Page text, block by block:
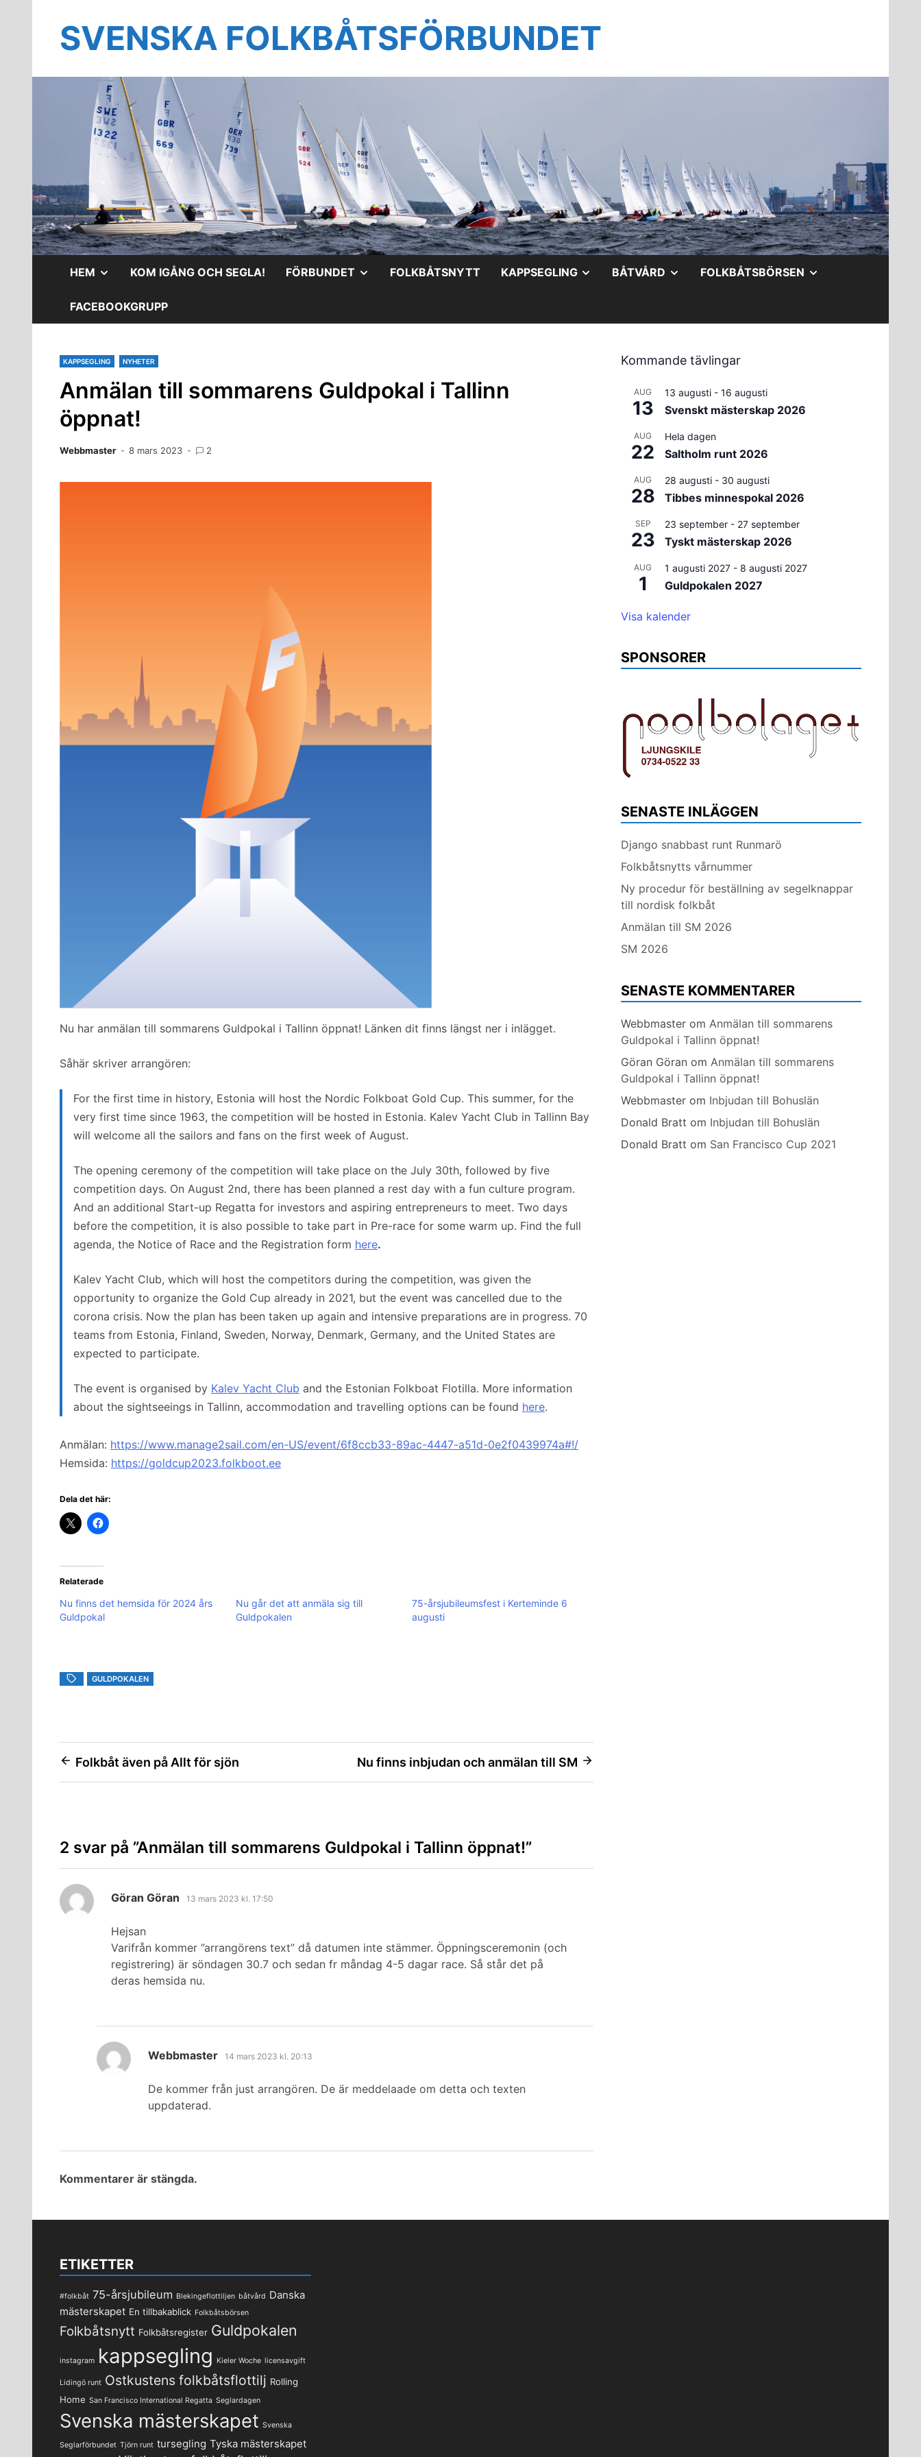
innehållSVENSKA FOLKBÅTSFÖRBUNDET
HEM VISA
UNDERMENY
KOM IGÅNG OCH SEGLA! FÖRBUNDET VISAFOLKBÅTSNYTT KAPPSEGLING VISABÅTVÅRD VISAFOLKBÅTSBÖRSEN
FACEBOOKGRUPP
KAPPSEGLING NYHETER
Anmälan till sommarens Guldpokal i Tallinn
öppnat!
Webbmaster 8 mars 2023 2
Nu har anmälan till sommarens Guldpokal i Tallinn öppnat! Länken dit finns längst ner i inlägget.
Såhär skriver arrangören:
For the first time in history, Estonia will host the Nordic Folkboat Gold Cup. This summer, for the
very first time since 1963, the competition will be hosted in Estonia. Kalev Yacht Club in Tallinn Bay
will welcome all the sailors and fans on the first week of August.
The opening ceremony of the competition will take place on the July 30th, followed by five
competition days. On August 2nd, there has been planned a rest day with a fun culture program.
And an additional Start-up Regatta for investors and aspiring entrepreneurs to meet. Two days
before the competition, it is also possible to take part in Pre-race for some warm up. Find the full
agenda, the Notice of Race and the Registration form here.
Kalev Yacht Club, which will host the competitors during the competition, was given the
opportunity to organize the Gold Cup already in 2021, but the event was cancelled due to the
corona crisis. Now the plan has been taken up again and intensive preparations are in progress. 70
teams from Estonia, Finland, Sweden, Norway, Denmark, Germany, and the United States are
expected to participate.
The event is organised by Kalev Yacht Club and the Estonian Folkboat Flotilla. More information
about the sightseeings in Tallinn, accommodation and travelling options can be found here.
Anmälan: https://www.manage2sail.com/en-US/event/6f8ccb33-89ac-4447-a51d-0e2f0439974a#!/
Hemsida: https://goldcup2023.folkboot.ee
Dela det här:
Relaterade
Nu finns det hemsida för 2024 års
Guldpokal
Nu går det att anmäla sig till
Guldpokalen
75-årsjubileumsfest i Kerteminde 6
augusti
GULDPOKALEN
Inläggsnavigering
Folkbåt även på Allt för sjön Nu finns inbjudan och anmälan till SM
2 svar på ”Anmälan till sommarens Guldpokal i Tallinn öppnat!”
Göran Göran skriver:
13 mars 2023 kl. 17:50
Hejsan
Varifrån kommer ”arrangörens text” då datumen inte stämmer. Öppningsceremonin (och
registrering) är söndagen 30.7 och sedan fr måndag 4-5 dagar race. Så står det på
deras hemsida nu.
Webbmaster skriver:
14 mars 2023 kl. 20:13
De kommer från just arrangören. De är meddelaade om detta och texten
uppdaterad.
Kommentarer är stängda.
Kommande tävlingar
AUG
13
13 augusti - 16 augusti
Svenskt mästerskap 2026
AUG
22
Hela dagen
Saltholm runt 2026
AUG
28
28 augusti - 30 augusti
Tibbes minnespokal 2026
SEP
23
23 september - 27 september
Tyskt mästerskap 2026
AUG
1
1 augusti 2027 - 8 augusti 2027
Guldpokalen 2027
Visa kalender
SPONSORER
SENASTE INLÄGGEN
Django snabbast runt Runmarö
Folkbåtsnytts vårnummer
Ny procedur för beställning av segelknappar
till nordisk folkbåt
Anmälan till SM 2026
SM 2026
SENASTE KOMMENTARER
Webbmaster om Anmälan till sommarens
Guldpokal i Tallinn öppnat!
Göran Göran om Anmälan till sommarens
Guldpokal i Tallinn öppnat!
Webbmaster om Inbjudan till Bohuslän
Donald Bratt om Inbjudan till Bohuslän
Donald Bratt om San Francisco Cup 2021
ETIKETTER
#folkbåt 75-årsjubileum Blekingeflottiljen båtvård Danska
mästerskapet En tillbakablick Folkbåtsbörsen
Folkbåtsnytt Folkbåtsregister Guldpokalen
instagram kappsegling Kieler Woche licensavgift
Lidingö runt Ostkustens folkbåtsflottilj Rolling
Home San Francisco International Regatta Seglardagen
Svenska mästerskapet Svenska
Seglarförbundet Tjörn runt tursegling Tyska mästerskapet